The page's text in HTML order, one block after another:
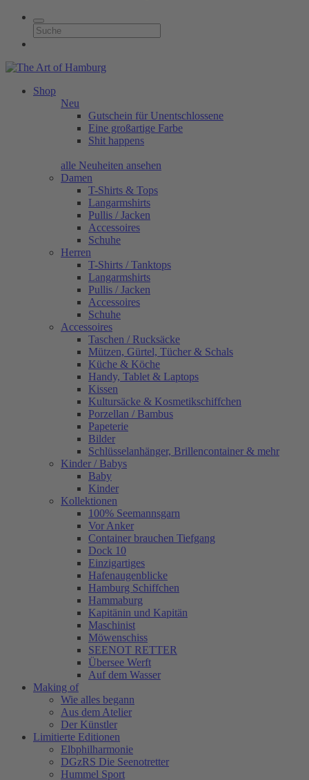
Shop
Neu
Gutschein für Unentschlossene
Eine großartige Farbe
Shit happens
alle Neuheiten ansehen
Damen
T-Shirts & Tops
Langarmshirts
Pullis / Jacken
Accessoires
Schuhe
Herren
T-Shirts / Tanktops
Langarmshirts
Pullis / Jacken
Accessoires
Schuhe
Accessoires
Taschen / Rucksäcke
Mützen, Gürtel, Tücher & Schals
Küche & Köche
Handy, Tablet & Laptops
Kissen
Kultursäcke & Kosmetikschiffchen
Porzellan / Bambus
Papeterie
Bilder
Schlüsselanhänger, Brillencontainer & mehr
Kinder / Babys
Baby
Kinder
Kollektionen
100% Seemannsgarn
Vor Anker
Container brauchen Tiefgang
Dock 10
Einzigartiges
Hafenaugen­blicke
Hamburg Schiffchen
Hammaburg
Kapitänin und Kapitän
Maschinist
Möwenschiss
SEENOT RETTER
Übersee Werft
Auf dem Wasser
Making of
Wie alles begann
Aus dem Atelier
Der Künstler
Limitierte Editionen
Elbphilharmonie
DGzRS Die Seenotretter
Hummel Sport